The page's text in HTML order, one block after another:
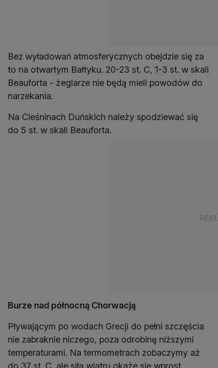
Bez wyładowań atmosferycznych obejdzie się za
to na otwartym Bałtyku. 20-23 st. C, 1-3 st. w skali
Beauforta - żeglarze nie będą mieli powodów do
narzekania.
Na Cieśninach Duńskich należy spodziewać się
do 5 st. w skali Beauforta.
Burze nad północną Chorwacją
Pływającym po wodach Grecji do pełni szczęścia
nie zabraknie niczego, poza odrobinę niższymi
temperaturami. Na termometrach zobaczymy aż
do 37 st. C, ale siła wiatru okaże się wprost